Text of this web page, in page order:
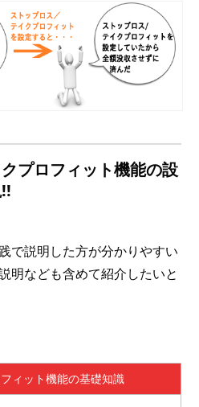
プロフィット機能の設
で説明した方が分かりやすい
明なども含めて紹介したいと
ィット機能の基礎知識